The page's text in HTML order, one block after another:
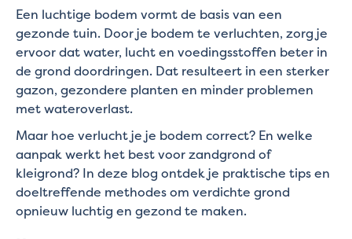
Een luchtige bodem vormt de basis van een
gezonde tuin. Door je bodem te verluchten, zorg je
ervoor dat water, lucht en voedingsstoffen beter in
de grond doordringen. Dat resulteert in een sterker
gazon, gezondere planten en minder problemen
met wateroverlast.
Maar hoe verlucht je je bodem correct? En welke
aanpak werkt het best voor zandgrond of
kleigrond? In deze blog ontdek je praktische tips en
doeltreffende methodes om verdichte grond
opnieuw luchtig en gezond te maken.